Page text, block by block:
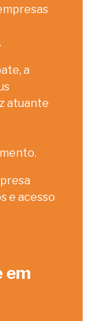
a
atuante
e acesso
em